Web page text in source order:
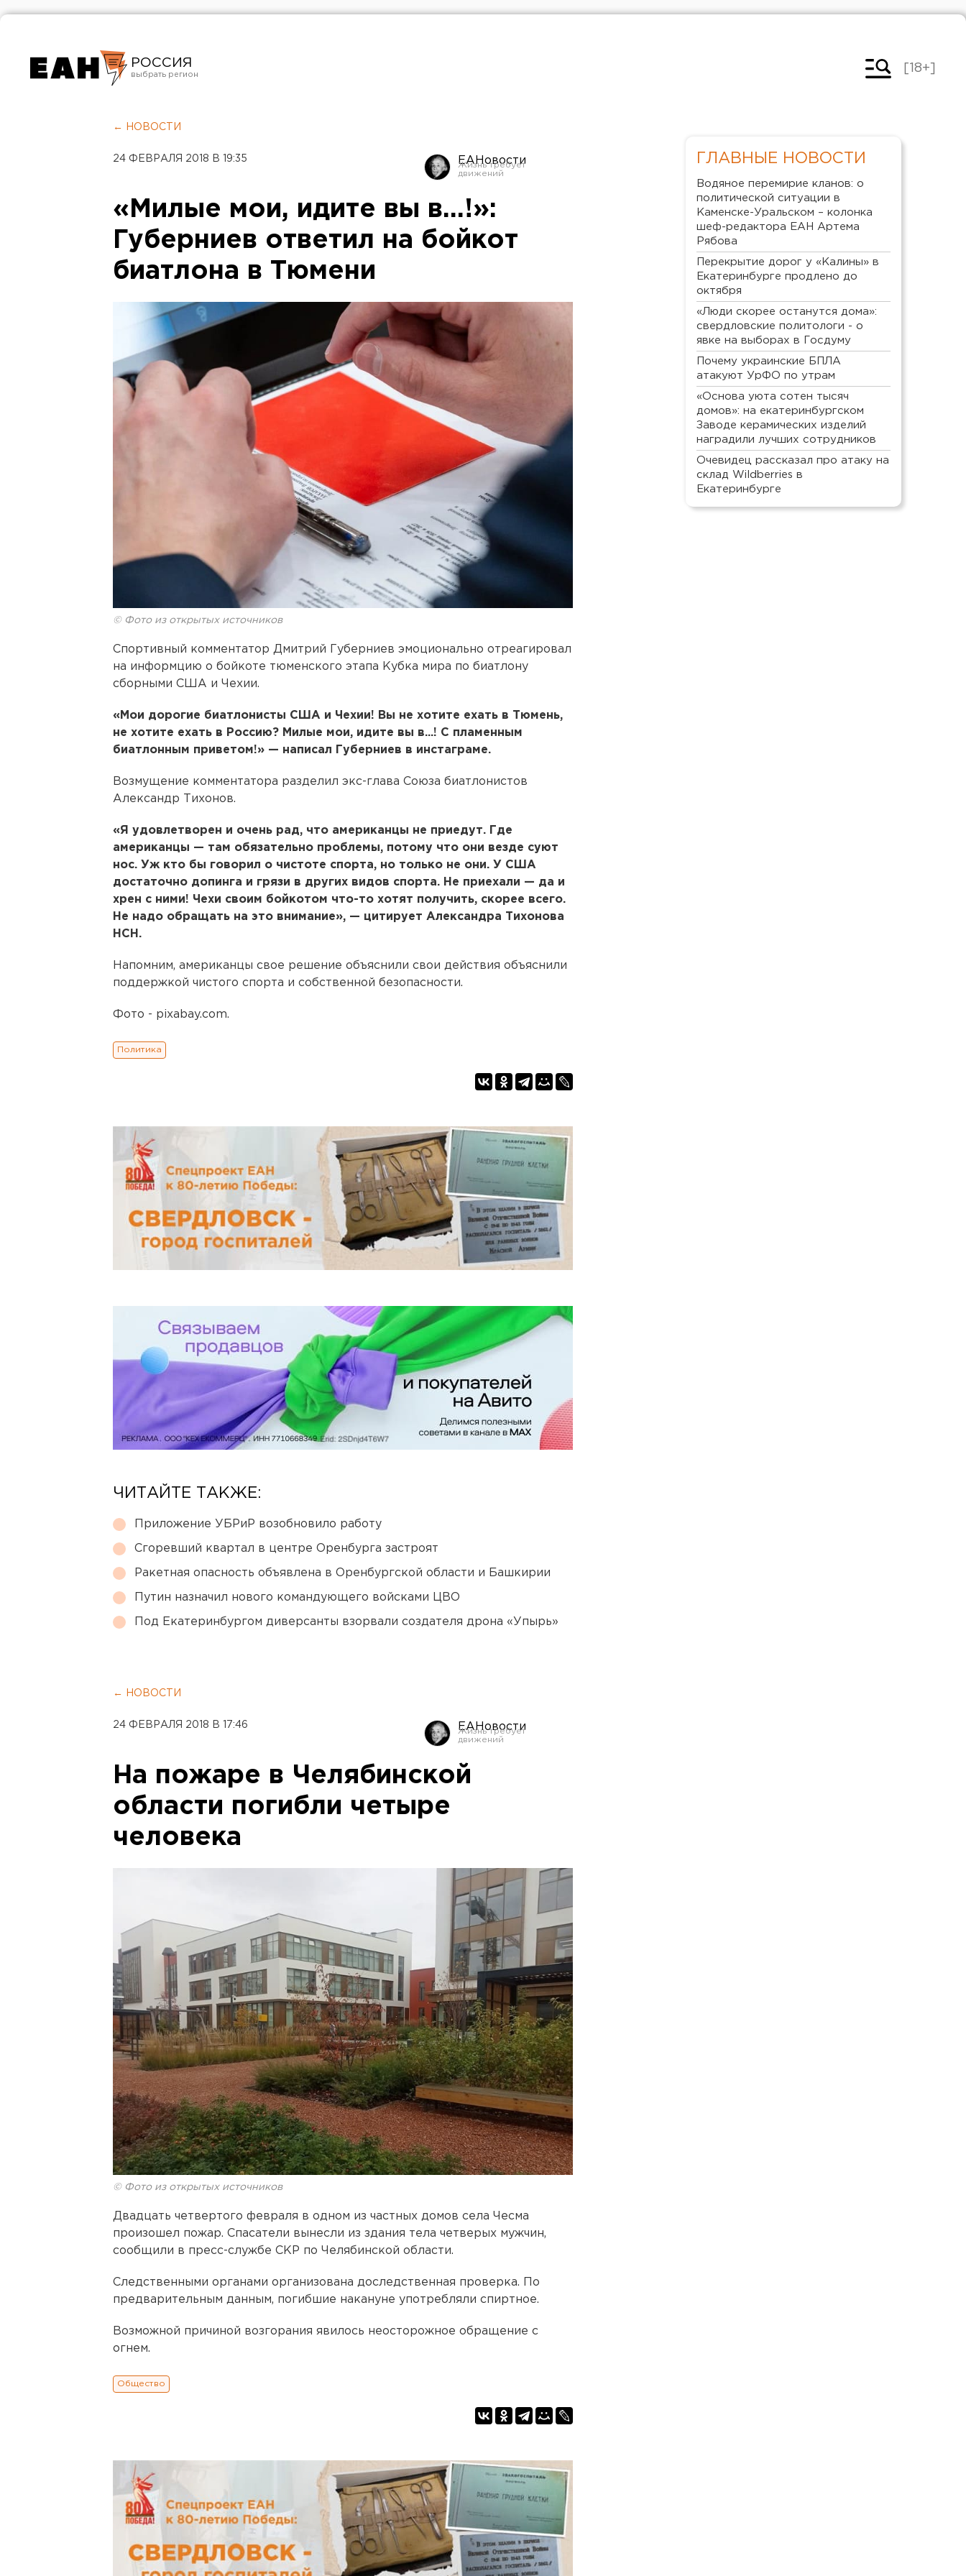
РОССИЯ
Челябинск
[18+]
← НОВОСТИ
24 ФЕВРАЛЯ 2018 В 19:35 ЕАНовости
«Милые мои, идите вы в...!»:
Губерниев ответил на бойкот
биатлона в Тюмени
© Фото из открытых источников
Спортивный комментатор Дмитрий Губерниев эмоционально отреагировал
на информцию о бойкоте тюменского этапа Кубка мира по биатлону
сборными США и Чехии.
«Мои дорогие биатлонисты США и Чехии! Вы не хотите ехать в Тюмень,
не хотите ехать в Россию? Милые мои, идите вы в...! С пламенным
биатлонным приветом!» — написал Губерниев в инстаграме.
Возмущение комментатора разделил экс-глава Союза биатлонистов
Александр Тихонов.
«Я удовлетворен и очень рад, что американцы не приедут. Где
американцы — там обязательно проблемы, потому что они везде суют
нос. Уж кто бы говорил о чистоте спорта, но только не они. У США
достаточно допинга и грязи в других видов спорта. Не приехали — да и
хрен с ними! Чехи своим бойкотом что-то хотят получить, скорее всего.
Не надо обращать на это внимание», — цитирует Александра Тихонова
НСН.
Напомним, американцы свое решение объяснили свои действия объяснили
поддержкой чистого спорта и собственной безопасности.
Фото - pixabay.com.
Политика
ЧИТАЙТЕ ТАКЖЕ:
Приложение УБРиР возобновило работу
Сгоревший квартал в центре Оренбурга застроят
Ракетная опасность объявлена в Оренбургской области и Башкирии
Путин назначил нового командующего войсками ЦВО
Под Екатеринбургом диверсанты взорвали создателя дрона «Упырь»
← НОВОСТИ
24 ФЕВРАЛЯ 2018 В 17:46 ЕАНовости
На пожаре в Челябинской
области погибли четыре
человека
© Фото из открытых источников
Двадцать четвертого февраля в одном из частных домов села Чесма
произошел пожар. Спасатели вынесли из здания тела четверых мужчин,
сообщили в пресс-cлужбе СКР по Челябинской области.
Следственными органами организована доследственная проверка. По
предварительным данным, погибшие накануне употребляли спиртное.
Возможной причиной возгорания явилось неосторожное обращение с
огнем.
Общество
ГЛАВНЫЕ НОВОСТИ
Водяное перемирие кланов: о
политической ситуации в
Каменске-Уральском – колонка
шеф-редактора ЕАН Артема
Рябова
Перекрытие дорог у «Калины» в
Екатеринбурге продлено до
октября
«Люди скорее останутся дома»:
свердловские политологи - о
явке на выборах в Госдуму
Почему украинские БПЛА
атакуют УрФО по утрам
«Основа уюта сотен тысяч
домов»: на екатеринбургском
Заводе керамических изделий
наградили лучших сотрудников
Очевидец рассказал про атаку на
склад Wildberries в
Екатеринбурге